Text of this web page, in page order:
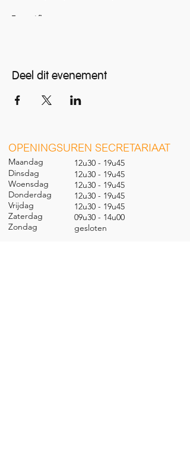
Deel dit evenement
OPENINGSUREN SECRETARIAAT
Maandag
Dinsdag
Woensdag
Donderdag
Vrijdag
Zaterdag
Zondag
12u30 - 19u45
12u30 - 19u45
12u30 - 19u45
12u30 - 19u45
12u30 - 19u45
09u30 - 14u00
gesloten